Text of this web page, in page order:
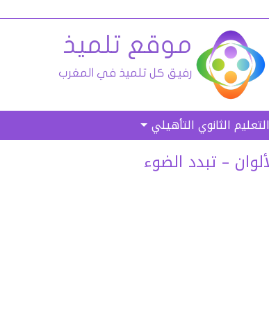
التعليم الثانوي التأهيلي